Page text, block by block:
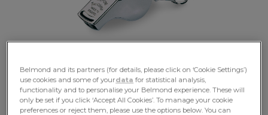
Deguste los
Lujos
Belmond and its partners (for details, please click on ‘Cookie Settings’)
use cookies and some of yourdata for statistical analysis,
functionality and to personalise your Belmond experience. These will
only be set if you click ‘Accept All Cookies’. To manage your cookie
preferences or reject them, please use the options below. You can